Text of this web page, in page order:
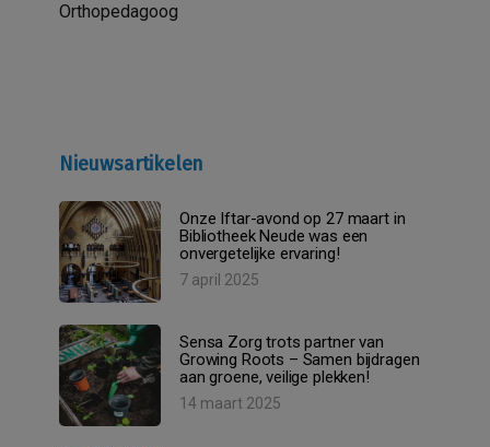
Orthopedagoog
Nieuwsartikelen
Onze Iftar-avond op 27 maart in
Bibliotheek Neude was een
onvergetelijke ervaring!
7 april 2025
Sensa Zorg trots partner van
Growing Roots – Samen bijdragen
aan groene, veilige plekken!
14 maart 2025